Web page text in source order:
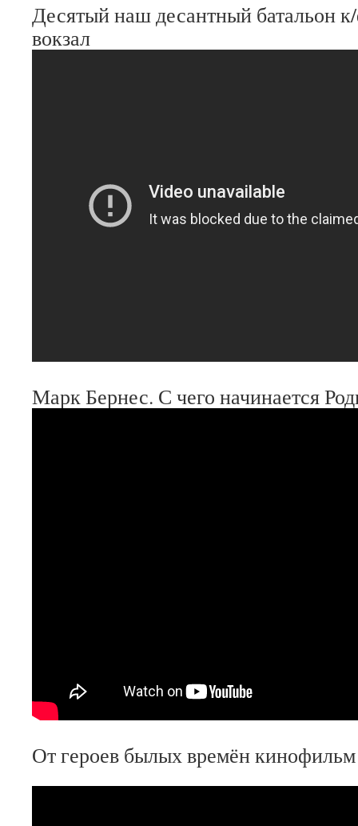
Десятый наш десантный батальон
вокзал
Марк Бернес. С чего начинается
От героев былых времён